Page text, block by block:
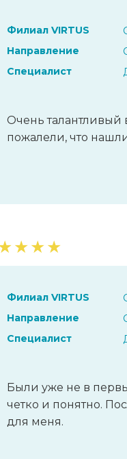
Филиал VIRTUS
Направление
Специалист
Очень талантливый
пожалели, что
★★★
Филиал VIRTUS
Направление
Специалист
Были уже не в
четко и понятно.
для меня.